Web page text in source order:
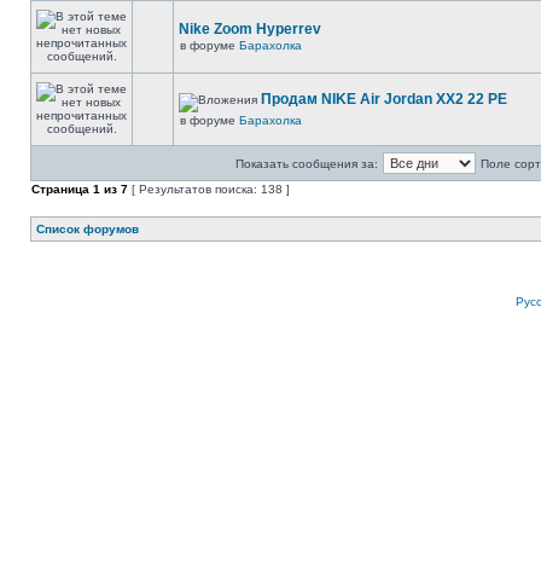
Nike Zoom Hyperrev
в форуме Барахолка
Продам NIKE Air Jordan XX2 22 PE
в форуме Барахолка
Показать сообщения за:
Поле
Страница 1 из 7 [ Результатов поиска: 138 ]
Список форумов